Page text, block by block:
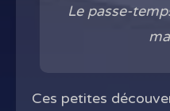
Le passe-
Ces petites